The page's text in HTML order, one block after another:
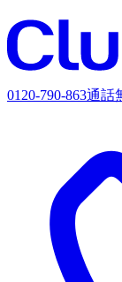
0120-790-863通話